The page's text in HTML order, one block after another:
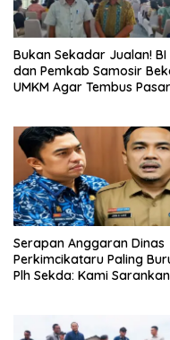
Bukan Sekadar Jualan! BI
dan Pemkab Samosir
UMKM Agar Tembus Pasar
Serapan Anggaran Dinas
Perkimcikataru Paling
Plh Sekda: Kami Sarankan